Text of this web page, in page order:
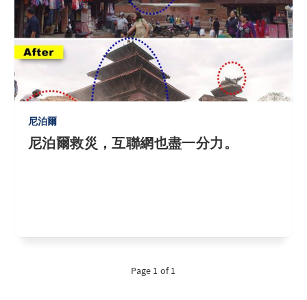
尼泊爾
尼泊爾救災，互聯網也盡一分力。
Page 1 of 1